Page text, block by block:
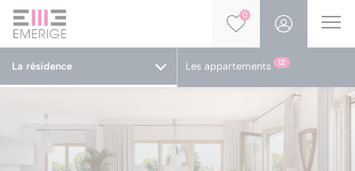
0
La résidence Les appartements 12